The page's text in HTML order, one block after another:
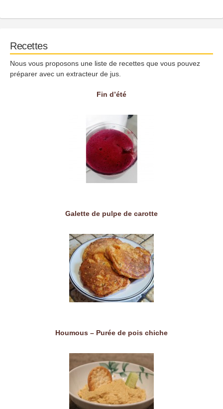
Recettes
Nous vous proposons une liste de recettes que vous pouvez
préparer avec un extracteur de jus.
Fin d’été
Galette de pulpe de carotte
Houmous – Purée de pois chiche